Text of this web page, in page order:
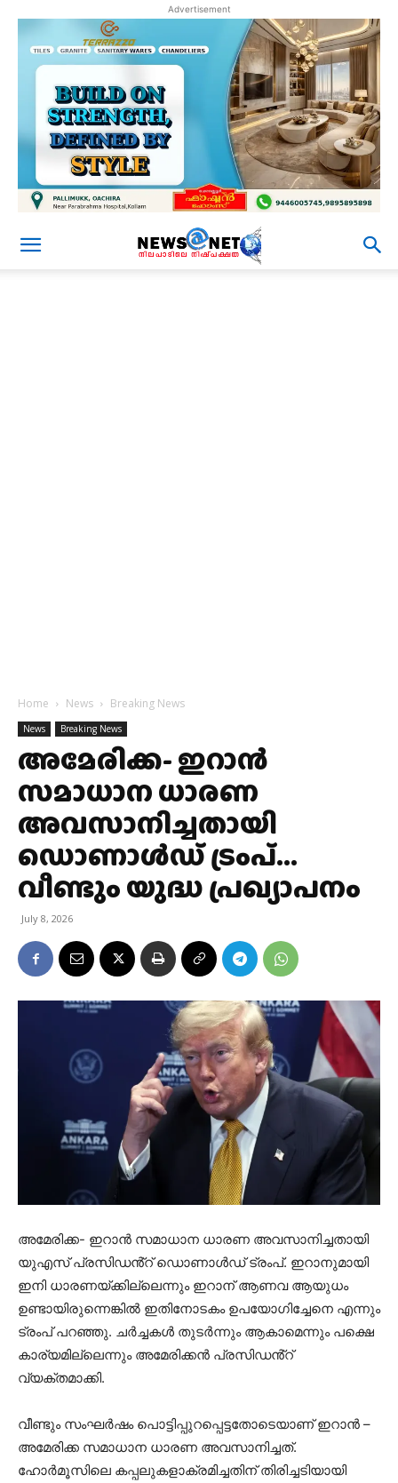
Advertisement
Home News Breaking News
News Breaking News
അമേരിക്ക- ഇറാൻ
സമാധാന ധാരണ
അവസാനിച്ചതായി
ഡൊണാൾഡ് ട്രംപ്…
വീണ്ടും യുദ്ധ പ്രഖ്യാപനം
July 8, 2026
അമേരിക്ക- ഇറാൻ സമാധാന ധാരണ അവസാനിച്ചതായി
യുഎസ് പ്രസിഡൻ്റ് ഡൊണാൾഡ് ട്രംപ്. ഇറാനുമായി
ഇനി ധാരണയ്ക്കില്ലെന്നും ഇറാന് ആണവ ആയുധം
ഉണ്ടായിരുന്നെങ്കിൽ ഇതിനോടകം ഉപയോഗിച്ചേനെ എന്നും
ട്രംപ് പറഞ്ഞു. ചർച്ചകൾ തുടർന്നും ആകാമെന്നും പക്ഷെ
കാര്യമില്ലെന്നും അമേരിക്കൻ പ്രസിഡൻ്റ്
വ്യക്തമാക്കി.
വീണ്ടും സംഘർഷം പൊട്ടിപ്പുറപ്പെട്ടതോടെയാണ് ഇറാൻ –
അമേരിക്ക സമാധാന ധാരണ അവസാനിച്ചത്.
ഹോർമൂസിലെ കപ്പലുകളാക്രമിച്ചതിന് തിരിച്ചടിയായി